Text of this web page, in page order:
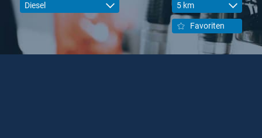
Diesel 5 km
Favoriten